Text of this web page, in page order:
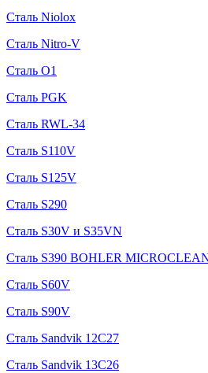
Сталь Niolox
Сталь Nitro-V
Сталь O1
Сталь PGK
Сталь RWL-34
Сталь S110V
Сталь S125V
Сталь S290
Сталь S30V и S35VN
Сталь S390 BOHLER
Сталь S60V
Сталь S90V
Сталь Sandvik 12C27
Сталь Sandvik 13C26